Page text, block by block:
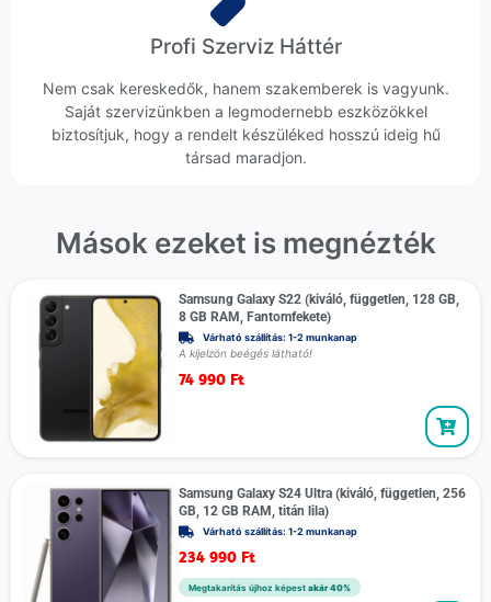
Profi Szerviz Háttér
Nem csak kereskedők, hanem szakemberek is vagyunk.
Saját szervizünkben a legmodernebb eszközökkel
biztosítjuk, hogy a rendelt készüléked hosszú ideig hű
társad maradjon.
Mások ezeket is megnézték
Samsung Galaxy S22 (kiváló, független, 128 GB,
8 GB RAM, Fantomfekete)
Várható szállítás: 1-2 munkanap
A kijelzön beégés látható!
74 990 Ft
Samsung Galaxy S24 Ultra (kiváló, független, 256
GB, 12 GB RAM, titán lila)
Várható szállítás: 1-2 munkanap
234 990 Ft
Megtakarítás újhoz képest akár 40%